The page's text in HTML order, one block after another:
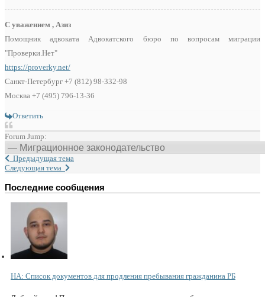
С уважением , Азиз
Помощник адвоката Адвокатского бюро по вопросам миграции
"Проверки.Нет"
https://proverky.net/
Санкт-Петербург +7 (812) 98-332-98
Москва +7 (495) 796-13-36
Ответить
Forum Jump:
Предыдущая тема
Следующая тема
Последние сообщения
НА: Список документов для продления пребывания гражданина РБ